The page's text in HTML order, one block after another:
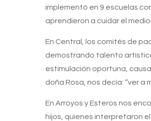
implementó en 9 escuelas
aprendieron a cuidar el
En Central, los comités de
demostrando talento
estimulación oportuna,
doña Rosa, nos decía: “ver a
En Arroyos y Esteros nos
hijos, quienes interpretaron